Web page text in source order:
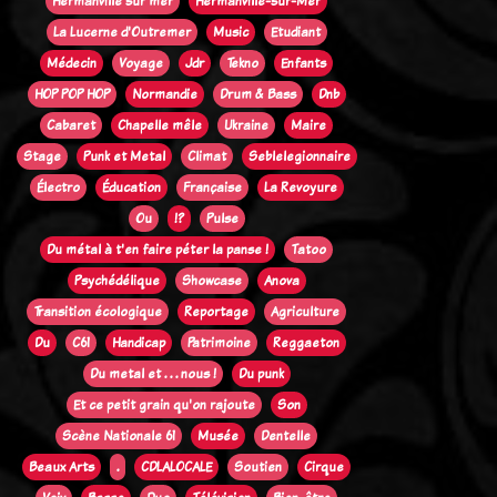
La Lucerne d'Outremer
Music
Etudiant
Médecin
Voyage Jdr Tekno
Enfants
HOP POP HOP
Normandie Drum & Bass
Dnb
Cabaret
Chapelle mêle Ukraine
Maire
Stage
Punk et Metal Climat
Seblelegionnaire
Électro
Éducation Française
La Revoyure
Ou
!?
Pulse
Du métal à t'en faire péter la panse !
Tatoo
Psychédélique
Showcase
Anova
Transition écologique
Reportage
Agriculture
Du
C61 Handicap Patrimoine
Reggaeton
Du metal et . . . nous !
Du punk
Et ce petit grain qu'on rajoute
Son
Scène Nationale 61
Musée
Dentelle
Beaux Arts
. CDLALOCALE Soutien
Cirque